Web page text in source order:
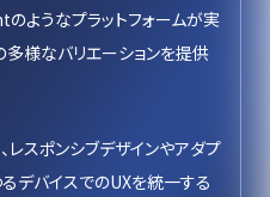
ようなプラットフォームが実
多様なバリエーションを提供
レスポンシブデザインやアダプ
デバイスでのUXを統一する